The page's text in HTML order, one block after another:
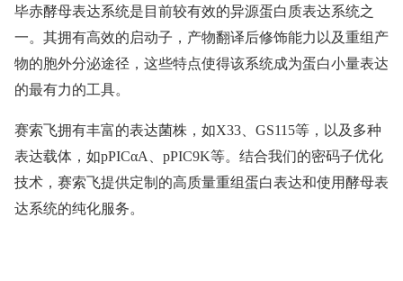
毕赤酵母表达系统是目前较有效的异源蛋白质表达系统之
一。其拥有高效的启动子，产物翻译后修饰能力以及重组产
物的胞外分泌途径，这些特点使得该系统成为蛋白小量表达
的最有力的工具。
赛索飞拥有丰富的表达菌株，如X33、GS115等，以及多种
表达载体，如pPICαA、pPIC9K等。结合我们的密码子优化
技术，赛索飞提供定制的高质量重组蛋白表达和使用酵母表
达系统的纯化服务。